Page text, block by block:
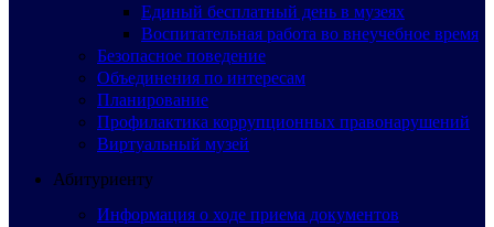
Единый бесплатный день в музеях
Воспитательная работа во внеучебное время
Безопасное поведение
Объединения по интересам
Планирование
Профилактика коррупционных правонарушений
Виртуальный музей
Абитуриенту
Информация о ходе приема документов